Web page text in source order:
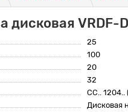
VRDF-
25
100
20
32
CC.. 1204..
Дисковая